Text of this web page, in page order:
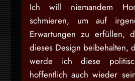
Ich will niemandem
schmieren, um auf
Erwartungen zu erfüllen,
dieses Design beibehalten,
werde ich diese
hoffentlich auch wieder